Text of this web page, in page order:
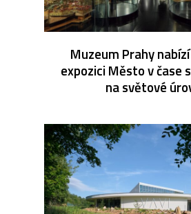
Muzeum Prahy
expozici Město v čase
na světové